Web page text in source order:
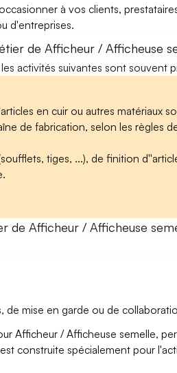
à vos clients,
d'entreprises.
de Afficheur / Afficheuse
activités suivantes sont souvent
en cuir ou autres matériaux
de fabrication, selon les règles
tiges, ...), de finition
de Afficheur / Afficheuse
de mise en garde ou de
Afficheur / Afficheuse semelle,
construite spécialement pour